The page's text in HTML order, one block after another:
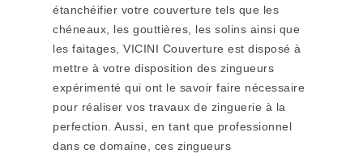
étanchéifier votre couverture tels que les
chéneaux, les gouttières, les solins ainsi que
les faitages, VICINI Couverture est disposé à
mettre à votre disposition des zingueurs
expérimenté qui ont le savoir faire nécessaire
pour réaliser vos travaux de zinguerie à la
perfection. Aussi, en tant que professionnel
dans ce domaine, ces zingueurs